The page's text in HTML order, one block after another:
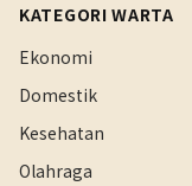
KATEGORI WARTA
Ekonomi
Domestik
Kesehatan
Olahraga